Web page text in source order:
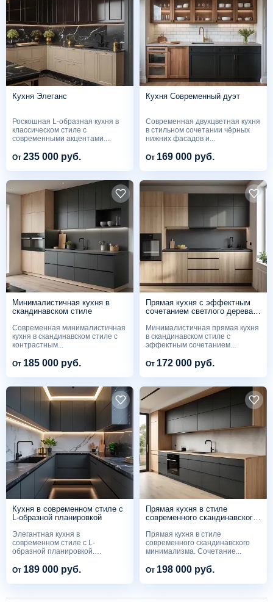
Кухня Элеганс
Роскошная L-образная кухня в
классическом стиле с
современными акцентами....
От 235 000 руб.
Кухня Современный дуэт
Современная двухцветная кухня
в стильном сочетании чёрных
нижних фасадов и...
От 169 000 руб.
Минималистичная кухня в
скандинавском стиле
Современная минималистичная
кухня в скандинавском стиле с
контрастным...
От 185 000 руб.
Прямая кухня с эффектным
сочетанием светлого дерева и
Минималистичная прямая кухня
в скандинавском стиле с
эффектным сочетанием...
От 172 000 руб.
Кухня в современном стиле с
L-образной планировкой
Элегантная кухня в
современном стиле с L-
образной планировкой.
От 189 000 руб.
Прямая кухня в стиле
современного скандинавского
Прямая кухня в стиле
современного скандинавского
минимализма. Сочетание...
От 198 000 руб.